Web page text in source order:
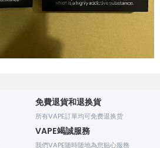
免費退貨和退换貨
所有VAPE訂單均可免费退换货
VAPE竭誠服務
我們VAPE随時随地為您贴心服務